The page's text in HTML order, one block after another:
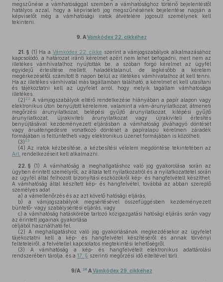
megszűnése a vámhatósággal szemben a vámhatósághoz történő bejelentéstől
hatályos azzal, hogy a képviseleti jog megszűnésének bejelentése napján a
képviselőt még a vámhatósági iratok átvételére jogosult személynek kell
tekinteni.
9. AVámkódex 22. cikkéhez
21. § (1) Ha a Vámkódex 22. cikke szerint a vámjogszabályok alkalmazásához
kapcsolódó, a határozat iránti kérelmet azért nem lehet befogadni, mert nem az
illetékes vámhivatalhoz nyújtották be, a szóban forgó kérelmet az ügyfél
egyidejű értesítése mellett, haladéktalanul, de legkésőbb a kérelem
megérkezésétől számított 8 napon belül az illetékes vámhivatalhoz át kell tenni.
Ha az illetékes vámhivatal más tagállamban található, a kérelmet el kell utasítani
és tájékoztatni kell az ügyfelet arról, hogy melyik tagállam vámhatósága
illetékes.
(2) 22 A vámjogszabályok eltérő rendelkezése hiányában a papír alapon vagy
elektronikus úton benyújtott kérelemre, valamint a vám-árunyilatkozat, átmeneti
megőrzési árunyilatkozat, belépési gyűjtő árunyilatkozat, kilépési gyűjtő
árunyilatkozat, újrakiviteli árunyilatkozat vagy újrakiviteli értesítés
benyújtásával kezdeményezett eljárásban a vámhatóság jóváhagyó döntését
vagy áruátengedésre vonatkozó döntését a papíralapú kérelmen záradék
formájában is feltüntetheti vagy elektronikus üzenet formájában is közölheti.
(3) 23
(4) Az iratok kézbesítése, a kézbesítési vélelem megdöntése tekintetében az
Art. rendelkezéseit kell alkalmazni.
22. § (1)
A vámhatóság a meghallgatáshoz való jog gyakorolása során az
ügyben érintett személyről, az általa tett nyilatkozatról és a nyilatkozattétel során
az ügyfél által felhozott bizonyítási eszközökről kép- és hangfelvételt készíthet.
A vámhatóság által készített kép- és hangfelvétel, továbbá az abban szereplő
személyes adat
a) a vámellenőrzés és az azt követő hatósági eljárás,
b) a vámjogszabályok megsértésével összefüggésben kezdeményezett
büntető- vagy szabálysértési eljárás, vagy
c) a vámhatóság hatáskörébe tartozó közigazgatási hatósági eljárás során vagy
az érintett jogainak gyakorlása
céljából használható fel.
(2) A meghallgatáshoz való jog gyakorlásának megkezdésekor az ügyfelet
tájékoztatni kell a kép- és hangfelvétel készítéséről és annak törvényi
feltételeiről, a felvétellel kapcsolatos megtekintési lehetőségről.
(3) A vámhatóság a kép- és hangfelvételt elektronikus adattárolási
rendszerében tárolja, és a 17. § szerinti megőrzési idő elteltével törli.
9/A. 24AVámkódex 29. cikkéhez